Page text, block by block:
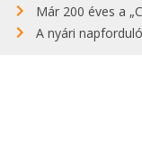
Már 200 éves a
A nyári napforduló